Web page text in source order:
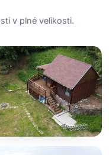
v plné velikosti.